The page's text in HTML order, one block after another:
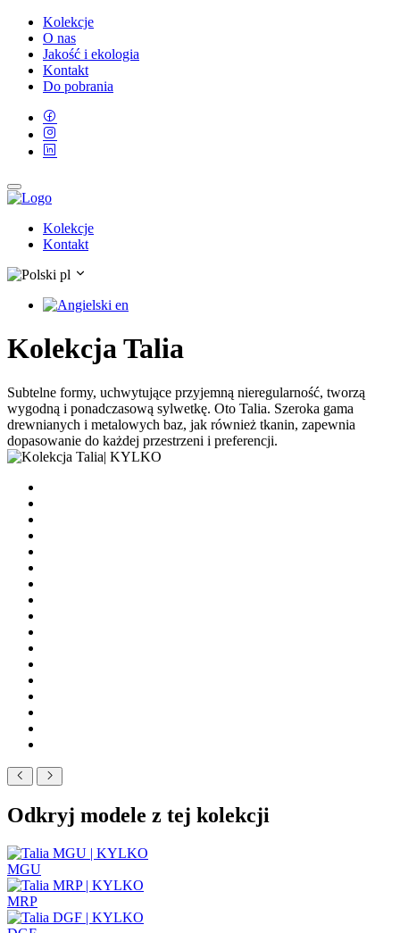
Kolekcje
O nas
Jakość i ekologia
Kontakt
Do pobrania
Kolekcje
Kontakt
pl
en
Kolekcja Talia
Subtelne formy, uchwytujące przyjemną nieregularność, tworzą
wygodną i ponadczasową sylwetkę. Oto Talia. Szeroka gama
drewnianych i metalowych baz, jak również tkanin, zapewnia
dopasowanie do każdej przestrzeni i preferencji.
Odkryj modele z tej kolekcji
MGU
MRP